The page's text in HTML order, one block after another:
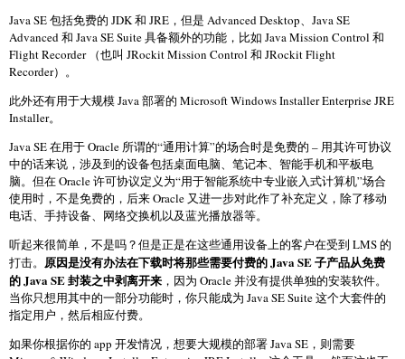
Java SE 包括免费的 JDK 和 JRE，但是 Advanced Desktop、Java SE
Advanced 和 Java SE Suite 具备额外的功能，比如 Java Mission Control 和
Flight Recorder （也叫 JRockit Mission Control 和 JRockit Flight
Recorder）。
此外还有用于大规模 Java 部署的 Microsoft Windows Installer Enterprise JRE
Installer。
Java SE 在用于 Oracle 所谓的“通用计算”的场合时是免费的 – 用其许可协议
中的话来说，涉及到的设备包括桌面电脑、笔记本、智能手机和平板电
脑。但在 Oracle 许可协议定义为“用于智能系统中专业嵌入式计算机”场合
使用时，不是免费的，后来 Oracle 又进一步对此作了补充定义，除了移动
电话、手持设备、网络交换机以及蓝光播放器等。
听起来很简单，不是吗？但是正是在这些通用设备上的客户在受到 LMS 的
打击。 原因是没有办法在下载时将那些需要付费的 Java SE 子产品从免费
的 Java SE 封装之中剥离开来 ，因为 Oracle 并没有提供单独的安装软件。
当你只想用其中的一部分功能时，你只能成为 Java SE Suite 这个大套件的
指定用户，然后相应付费。
如果你根据你的 app 开发情况，想要大规模的部署 Java SE，则需要